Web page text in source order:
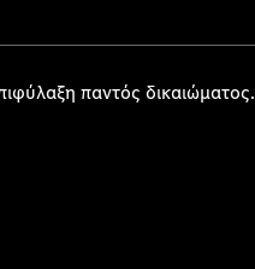
παντός δικαιώματος.